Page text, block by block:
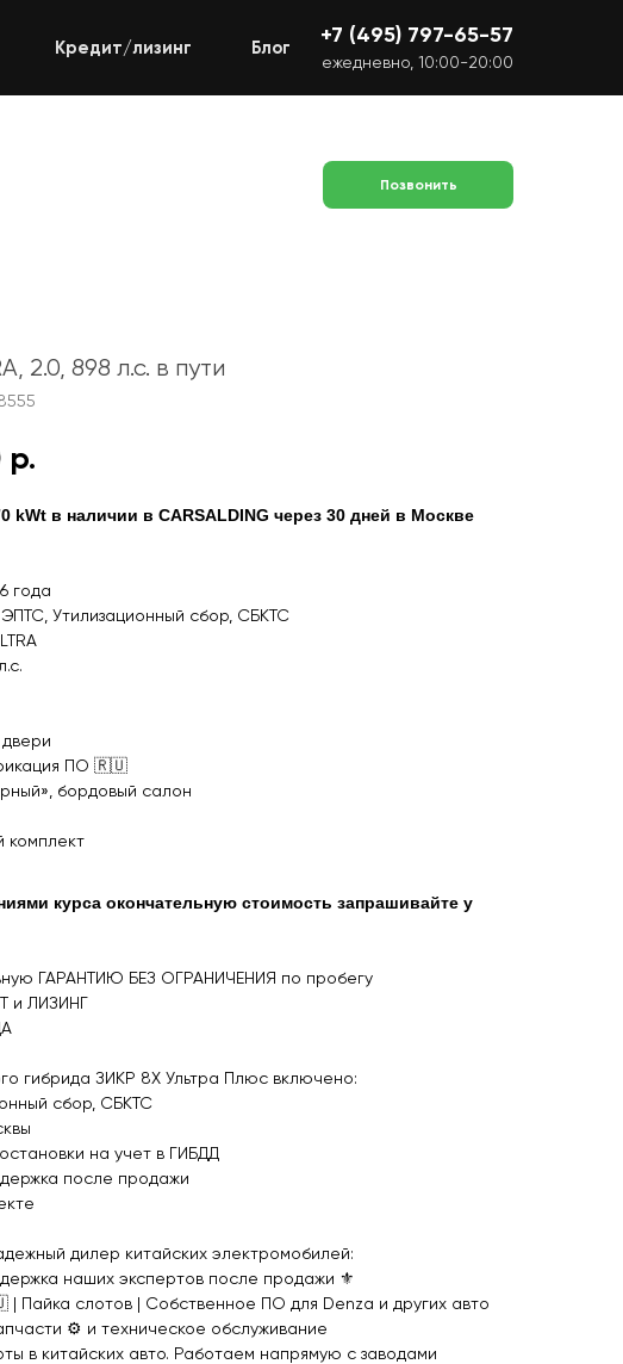
Кредит/лизинг Блог +7 (495) 797-65-57
ежедневно, 10:00-20:00
Позвонить
2.0, 898 л.с. в пути
р.
kWt в наличии в CARSALDING через 30 дней в Москве
года
Утилизационный сбор, СБКТС
ПО 🇷🇺
бордовый салон
комплект
курса окончательную стоимость запрашивайте у
ГАРАНТИЮ БЕЗ ОГРАНИЧЕНИЯ по пробегу
и ЛИЗИНГ
гибрида ЗИКР 8Х Ультра Плюс включено:
сбор, СБКТС
на учет в ГИБДД
после продажи
дилер китайских электромобилей:
наших экспертов после продажи ⚜️
Пайка слотов | Собственное ПО для Denza и других авто
⚙️ и техническое обслуживание
в китайских авто. Работаем напрямую с заводами